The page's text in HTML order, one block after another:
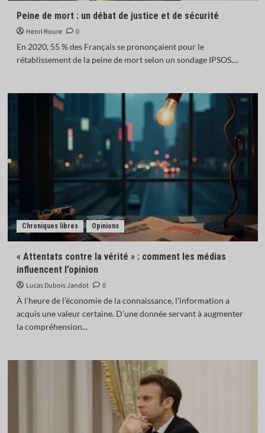
Peine de mort : un débat de justice et de sécurité
Henri Roure
0
En 2020, 55 % des Français se prononçaient pour le
rétablissement de la peine de mort selon un sondage IPSOS....
Chroniques libres Opinions
« Attentats contre la vérité » : comment les médias
influencent l’opinion
Lucas Dubois Jandot
0
À l’heure de l’économie de la connaissance, l’information a
acquis une valeur certaine. D’une donnée servant à augmenter
la compréhension...